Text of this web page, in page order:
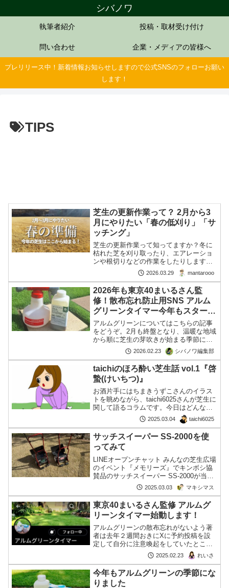
シバノワ
執筆者紹介 投稿・取材受け付け
問い合わせ 企業・メディアの皆様へ
プレリリース中！新着情報お知らせしますので公式SNSのフォローお願い
します！
TIPS
芝生の更新作業って？ 2月から3
月にやりたい「春の低刈り」「サ
ッチング」
芝生の更新作業って知ってますか？冬に
枯れた芝を刈り取ったり、エアレーショ
ンや根切りなどの作業をしたりします。
ここではまず、シーズン一番最初に始め
る作業「春の低刈り」「サッチング」に
ついて解説します。2月から3月、芝生が
休眠から覚めて芽吹き始続きを読む
2026.03.29 mantarooo
2026年も東京40まいるさん監
修！散布忘れ防止用SNS アルム
グリーンタイマー今年もスター
ト！
アルムグリーンについてはこちらの記事
をどうぞ。2月も終盤となり、温暖な地域
から順に芝生の芽吹きが始まる季節にな
りました。春の作業を進める方も増え、
SNSでは楽しい作業報告でにぎわってい
ますね。ということで―― 🌱 2025年に
好評だった「ア続きを読む
2026.02.23 シバノワ編集部
taichiのほろ酔い芝生話 vol.1『啓
蟄(けいちつ)』
お酒片手にはちまきうずこさんのイラス
トを眺めながら、taichi6025さんが芝生に
関して語るコラムです。今日はどんな話
が飛び出すかな？ 2025.03.04 taichi6025
サッチスイーパー SS-2000を使
ってみて
LINEオープンチャット みんなの芝生広場
のイベント『メモリーズ』でキンボシ協
賛品のサッチスイーパー SS-2000が当選
したマキシマスさん、その使用感を報告
してくださいました！
2025.03.03 マキシマス
東京40まいるさん監修 アルムグ
リーンタイマー始動します！
アルムグリーンの散布忘れがないよう著
者は去年２週間おきにXに予約投稿を設
定して自分に注意喚起をしていたところ
一部のフォローワーの評判に(?)。今年は
それを『シバノワ』企画に！命名アルム
グリーン。なんと東京40まいるさん監
修！
2025.02.23 れいさ
今年もアルムグリーンの季節にな
りました